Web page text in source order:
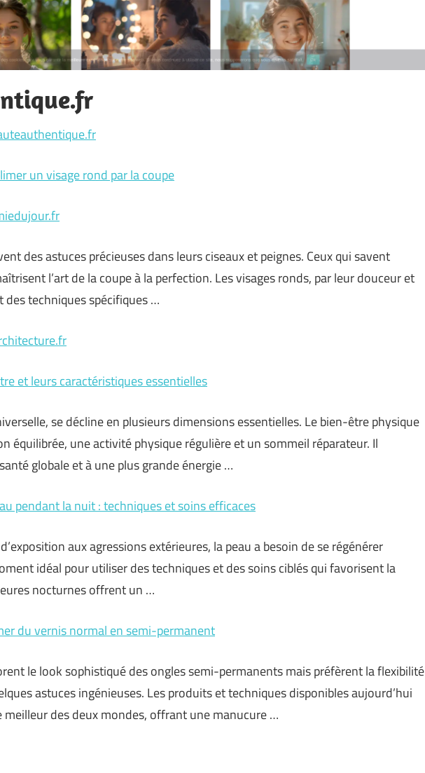
un visage rond par la coupe
des astuces précieuses dans leurs ciseaux et peignes. Ceux qui savent
l’art de la coupe à la perfection. Les visages ronds, par leur douceur et
techniques spécifiques …
et leurs caractéristiques essentielles
se décline en plusieurs dimensions essentielles. Le bien-être physique
équilibrée, une activité physique régulière et un sommeil réparateur. Il
globale et à une plus grande énergie …
pendant la nuit : techniques et soins efficaces
aux agressions extérieures, la peau a besoin de se régénérer
idéal pour utiliser des techniques et des soins ciblés qui favorisent la
nocturnes offrent un …
du vernis normal en semi-permanent
le look sophistiqué des ongles semi-permanents mais préfèrent la flexibilité
astuces ingénieuses. Les produits et techniques disponibles aujourd’hui
des deux mondes, offrant une manucure …